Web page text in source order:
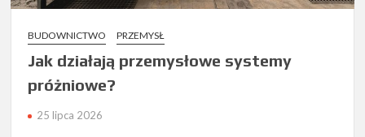
BUDOWNICTWO PRZEMYSŁ
Jak działają przemysłowe systemy
próżniowe?
25 lipca 2026